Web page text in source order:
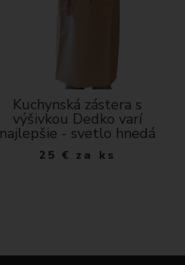
Kuchynská zástera s
výšivkou Dedko varí
najlepšie - svetlo hnedá
25 € za ks